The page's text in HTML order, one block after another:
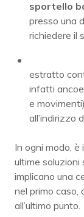
sportello
presso una
richiedere il
estratto
infatti
e
all’indirizzo
In ogni modo,
ultime
implicano una
nel primo caso,
all’ultimo punto.